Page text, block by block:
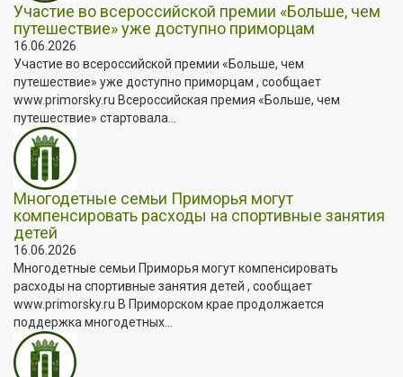
Участие во всероссийской премии «Больше, чем
путешествие» уже доступно приморцам
16.06.2026
Участие во всероссийской премии «Больше, чем
путешествие» уже доступно приморцам , сообщает
www.primorsky.ru Всероссийская премия «Больше, чем
путешествие» стартовала...
Многодетные семьи Приморья могут
компенсировать расходы на спортивные занятия
детей
16.06.2026
Многодетные семьи Приморья могут компенсировать
расходы на спортивные занятия детей , сообщает
www.primorsky.ru В Приморском крае продолжается
поддержка многодетных...